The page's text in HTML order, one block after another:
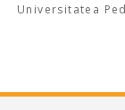
Universitatea